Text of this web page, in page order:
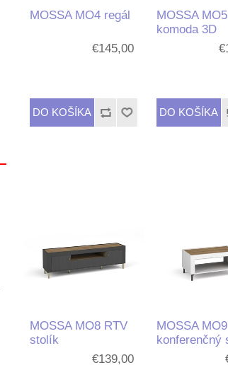
MOSSA MO4 regál
€145,00
MOSSA MO5
komoda 3D
MOSSA MO8 RTV
stolík
€139,00
MOSSA MO9
konferenčný